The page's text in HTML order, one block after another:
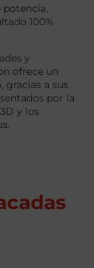
100%
y
ofrece un
a sus
por la
y los